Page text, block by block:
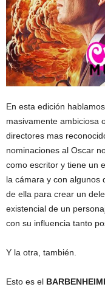
En esta edición
masivamente ambiciosa
directores mas
nominaciones al Oscar
como escritor y tiene un
la cámara y con algunos
de ella para crear un
existencial de un
con su influencia tanto
Y la otra, también.
Esto es el